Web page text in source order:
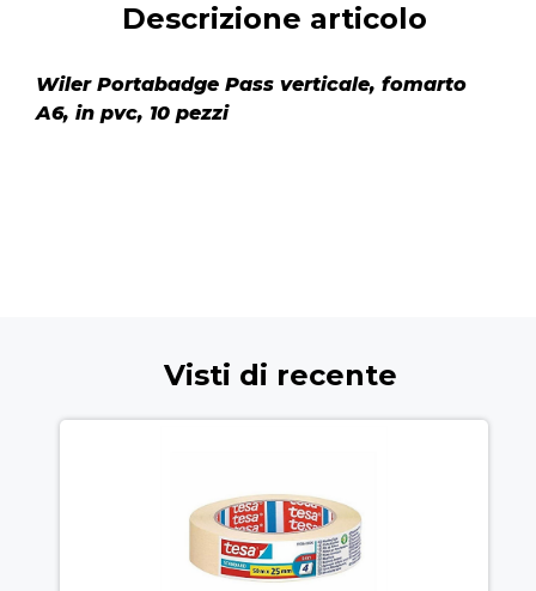
Descrizione articolo
Wiler Portabadge Pass verticale, fomarto
A6, in pvc, 10 pezzi
Visti di recente